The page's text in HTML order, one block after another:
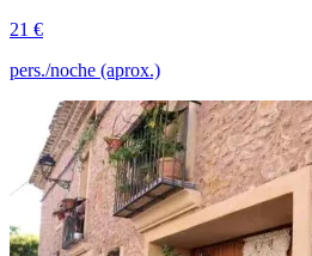
21 €
pers./noche (aprox.)